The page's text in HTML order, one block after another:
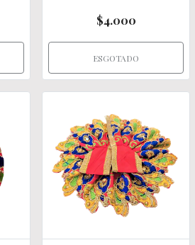
$4.000
ESGOTADO